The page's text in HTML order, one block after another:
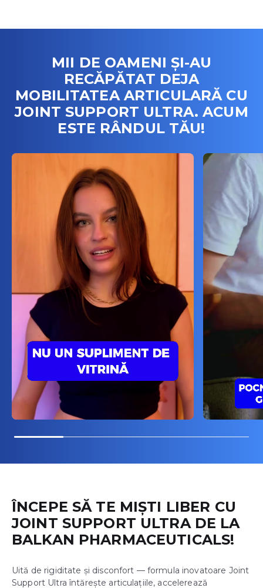
MII DE OAMENI ȘI-AU
RECĂPĂTAT DEJA
MOBILITATEA ARTICULARĂ CU
JOINT SUPPORT ULTRA. ACUM
ESTE RÂNDUL TĂU!
ÎNCEPE SĂ TE MIȘTI LIBER CU
JOINT SUPPORT ULTRA DE LA
BALKAN PHARMACEUTICALS!
Uită de rigiditate și disconfort — formula inovatoare Joint
Support Ultra întărește articulațiile, accelerează